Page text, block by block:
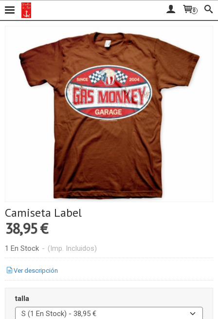
0
Camiseta Label
38,95 €
1 En Stock - (Imp. Incluidos)
Ver descripción
talla